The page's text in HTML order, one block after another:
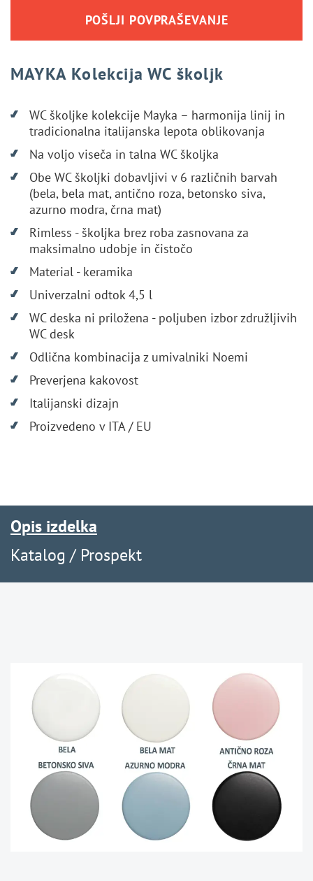
POŠLJI POVPRAŠEVANJE
MAYKA Kolekcija WC školjk
WC školjke kolekcije Mayka – harmonija linij in
tradicionalna italijanska lepota oblikovanja
Na voljo viseča in talna WC školjka
Obe WC školjki dobavljivi v 6 različnih barvah
(bela, bela mat, antično roza, betonsko siva,
azurno modra, črna mat)
Rimless - školjka brez roba zasnovana za
maksimalno udobje in čistočo
Material - keramika
Univerzalni odtok 4,5 l
WC deska ni priložena - poljuben izbor združljivih
WC desk
Odlična kombinacija z umivalniki Noemi
Preverjena kakovost
Italijanski dizajn
Proizvedeno v ITA / EU
Opis izdelka
Katalog / Prospekt